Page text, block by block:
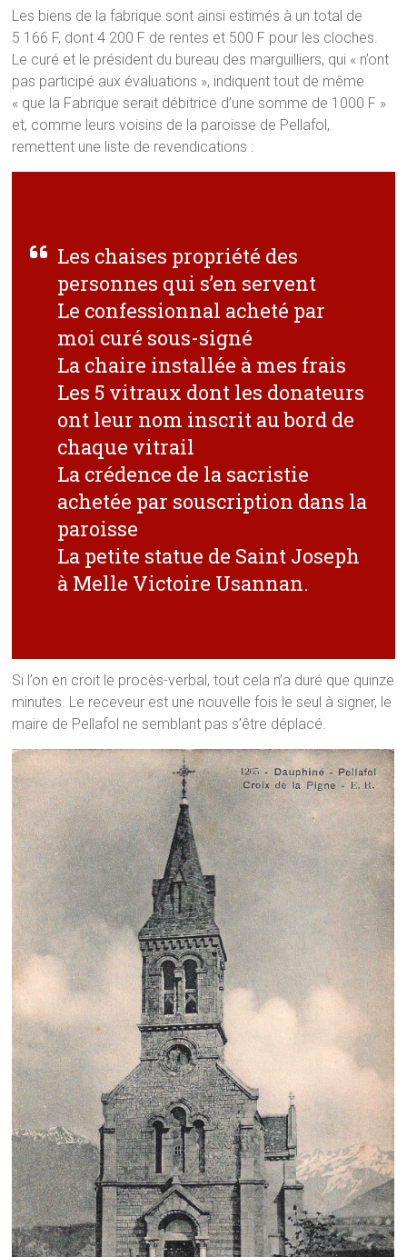
Les biens de la fabrique sont ainsi estimés à un total de
5 166 F, dont 4 200 F de rentes et 500 F pour les cloches.
Le curé et le président du bureau des marguilliers, qui « n’ont
pas participé aux évaluations », indiquent tout de même
« que la Fabrique serait débitrice d’une somme de 1000 F »
et, comme leurs voisins de la paroisse de Pellafol,
remettent une liste de revendications :
Les chaises propriété des
personnes qui s’en servent
Le confessionnal acheté par
moi curé sous-signé
La chaire installée à mes frais
Les 5 vitraux dont les donateurs
ont leur nom inscrit au bord de
chaque vitrail
La crédence de la sacristie
achetée par souscription dans la
paroisse
La petite statue de Saint Joseph
à Melle Victoire Usannan.
Si l’on en croit le procès-verbal, tout cela n’a duré que quinze
minutes. Le receveur est une nouvelle fois le seul à signer, le
maire de Pellafol ne semblant pas s’être déplacé.